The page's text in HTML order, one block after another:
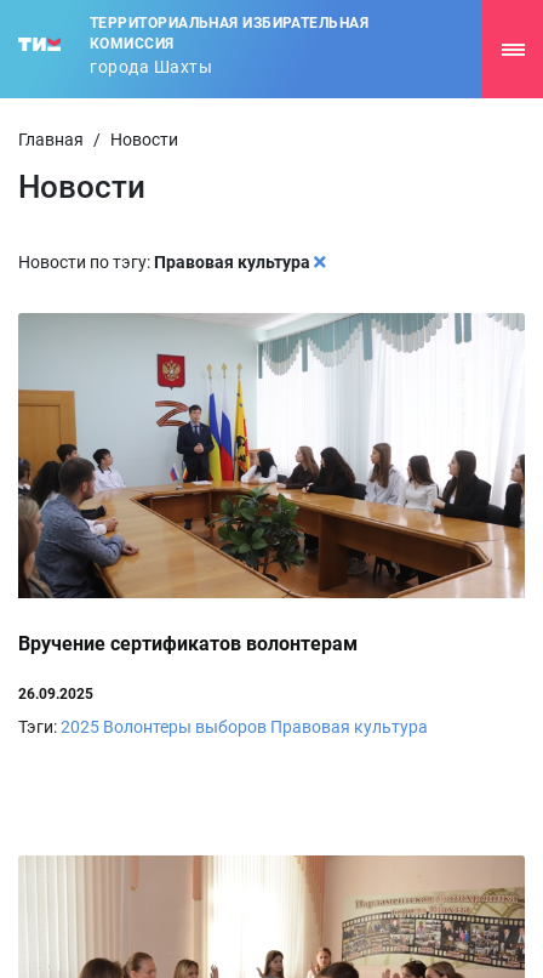
ТЕРРИТОРИАЛЬНАЯ ИЗБИРАТЕЛЬНАЯ
КОМИССИЯ
города Шахты
Главная / Новости
Новости
Новости по тэгу: Правовая культура
Вручение сертификатов волонтерам
26.09.2025
Тэги:2025 Волонтеры выборов Правовая культура